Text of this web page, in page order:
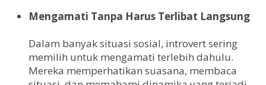
Mengamati Tanpa Harus Terlibat Langsung
Dalam banyak situasi sosial, introvert sering
memilih untuk mengamati terlebih dahulu.
Mereka memperhatikan suasana, membaca